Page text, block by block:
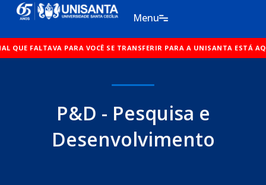
o
conteúdo
Menu
VOCÊ SE TRANSFERIR PARA A UNISANTA ESTÁ AQUI!O SINAL QUE
P&D - Pesquisa e
Desenvolvimento